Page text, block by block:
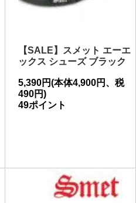
【SALE】スメット エーエ
ックス シューズ ブラック
5,390円(本体4,900円、税
490円)
49ポイント